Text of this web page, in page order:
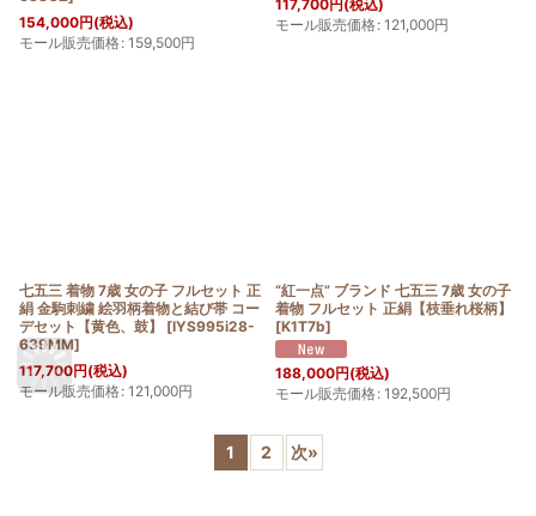
154,000円(税込)
モール販売価格: 159,500円
117,700円(税込)
モール販売価格: 121,000円
七五三 着物 7歳 女の子 フルセット 正
絹 金駒刺繍 絵羽柄着物と結び帯 コー
デセット【黄色、鼓】
[IYS995i28-
639MM]
117,700円(税込)
モール販売価格: 121,000円
“紅一点” ブランド 七五三 7歳 女の子
着物 フルセット 正絹【枝垂れ桜柄】
[K1T7b]
188,000円(税込)
モール販売価格: 192,500円
1 2 次»